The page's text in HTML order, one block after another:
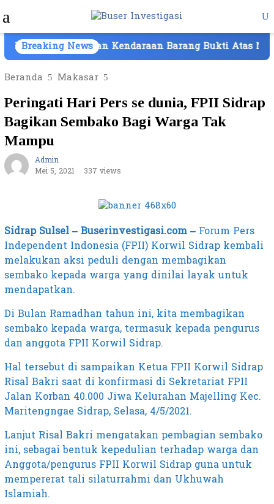
ke
konten
Mobile
Breaking News
Kepemilikan Kendaraan Barang Bukti Atas Nama PT
Beranda
Makasar
Peringati Hari Pers se dunia, FPII Sidrap
Bagikan Sembako Bagi Warga Tak
Mampu
Admin
Mei 5, 2021
337 views
Sidrap Sulsel – Buserinvestigasi.com – Forum Pers
Independent Indonesia (FPII) Korwil Sidrap kembali
melakukan aksi peduli dengan membagikan
sembako kepada warga yang dinilai layak untuk
mendapatkan.
Di Bulan Ramadhan tahun ini, kita membagikan
sembako kepada warga, termasuk kepada pengurus
dan anggota FPII Korwil Sidrap.
Hal tersebut di sampaikan Ketua FPII Korwil Sidrap
Risal Bakri saat di konfirmasi di Sekretariat FPII
Jalan Korban 40.000 Jiwa Kelurahan Majelling Kec.
Maritengngae Sidrap, Selasa, 4/5/2021.
Lanjut Risal Bakri mengatakan pembagian sembako
ini, sebagai bentuk kepedulian terhadap warga dan
Anggota/pengurus FPII Korwil Sidrap guna untuk
mempererat tali silaturrahmi dan Ukhuwah
Islamiah.